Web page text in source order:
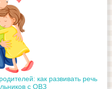
как развивать речь
с ОВЗ